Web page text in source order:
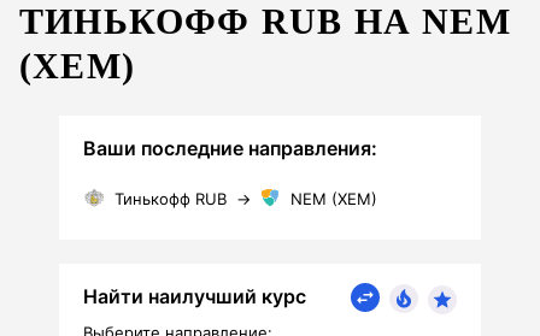
ТИНЬКОФФ RUB НА NEM
(XEM)
Ваши последние направления:
Тинькофф RUB → NEM (XEM)
Найти наилучший курс